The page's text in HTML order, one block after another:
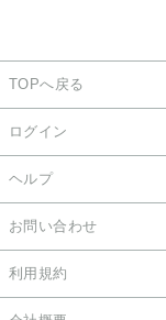
TOPへ戻る
ログイン
ヘルプ
お問い合わせ
利用規約